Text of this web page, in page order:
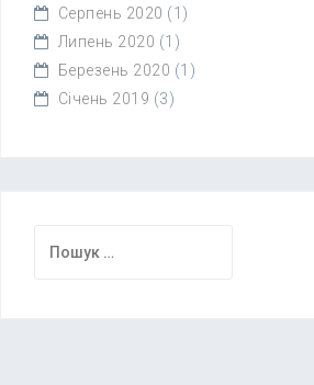
Серпень 2020 (1)
Липень 2020 (1)
Березень 2020 (1)
Січень 2019 (3)